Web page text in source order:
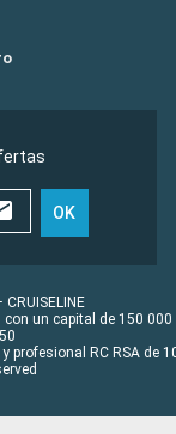
OK
un capital de 150 000
RC RSA de